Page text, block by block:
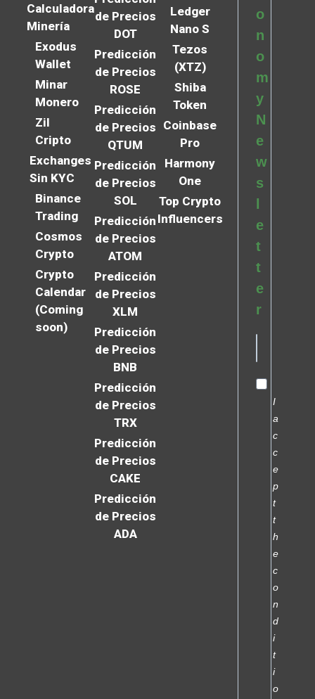
Calculadora
Minería
Exodus
Wallet
Minar
Monero
Zil
Cripto
Exchanges
Sin KYC
Binance
Trading
Cosmos
Crypto
Crypto
Calendar
(Coming
soon)
de Precios
DOT
Predicción
de Precios
ROSE
Predicción
de Precios
QTUM
Predicción
de Precios
SOL
Predicción
de Precios
ATOM
Predicción
de Precios
XLM
Predicción
de Precios
BNB
Predicción
de Precios
TRX
Predicción
de Precios
CAKE
Predicción
de Precios
ADA
Ledger
Nano S
Tezos
(XTZ)
Shiba
Token
Coinbase
Pro
Harmony
One
Top Crypto
Influencers
o
n
o
m
y
N
e
w
s
e
t
t
e
r
I
a
c
c
e
p
t
t
h
e
c
o
n
d
i
t
i
o